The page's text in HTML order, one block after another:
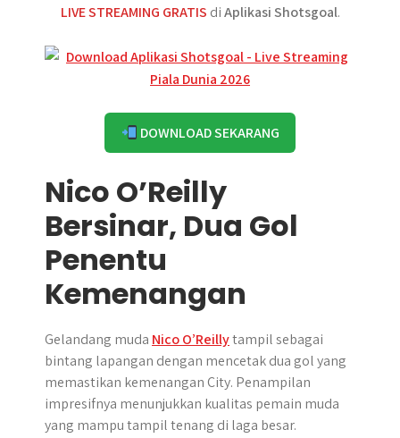
LIVE STREAMING GRATIS diAplikasi Shotsgoal.
DOWNLOAD SEKARANG
Nico O’Reilly
Bersinar, Dua Gol
Penentu
Kemenangan
Gelandang muda Nico O’Reillytampil sebagai
bintang lapangan dengan mencetak dua gol yang
memastikan kemenangan City. Penampilan
impresifnya menunjukkan kualitas pemain muda
yang mampu tampil tenang di laga besar.